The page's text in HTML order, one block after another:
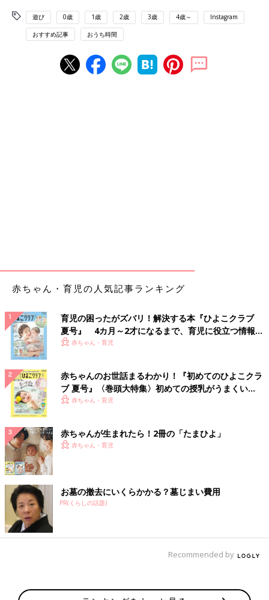
遊び 0歳 1歳 2歳 3歳 4歳～ Instagram
おすすめ記事 おうち時間
赤ちゃん・育児の人気記事ランキング
育児の困ったがズバリ！解決する本『ひよこクラブ
夏号』 4カ月～2才になるまで、育児に役立つ情報が
いっぱい！
赤ちゃん・育児
赤ちゃんのお世話まるわかり！『初めてのひよこクラ
ブ 夏号』〈巻頭大特集〉初めての授乳がうまくい
く！ おっぱい・ミルクの基本と夏のトラブル 解決テ
赤ちゃん・育児
赤ちゃんが生まれたら！2冊の「たまひよ」
赤ちゃん・育児
お墓の撤去にいくらかかる？墓じまい費用
PR(くらしの話題)
Recommended by